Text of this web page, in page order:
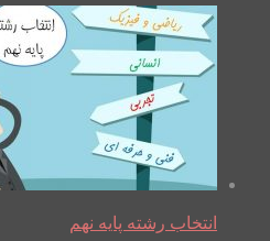
انتخاب رشته پایه نهم